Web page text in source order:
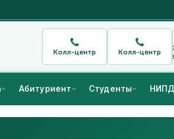
Колл-центр Колл-центр
Абитуриент Студенты НИПД